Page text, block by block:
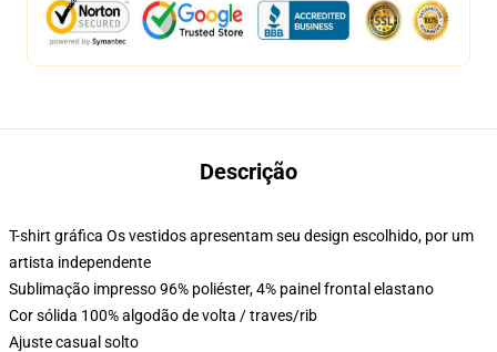
Descrição
T-shirt gráfica Os vestidos apresentam seu design escolhido, por um
artista independente
Sublimação impresso 96% poliéster, 4% painel frontal elastano
Cor sólida 100% algodão de volta / traves/rib
Ajuste casual solto